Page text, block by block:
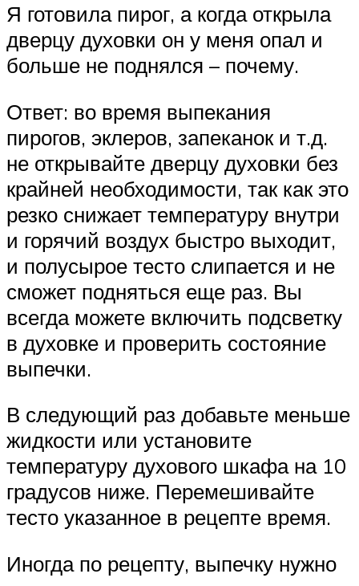
Я готовила пирог, а когда открыла
дверцу духовки он у меня опал и
больше не поднялся – почему.
Ответ: во время выпекания
пирогов, эклеров, запеканок и т.д.
не открывайте дверцу духовки без
крайней необходимости, так как это
резко снижает температуру внутри
и горячий воздух быстро выходит,
и полусырое тесто слипается и не
сможет подняться еще раз. Вы
всегда можете включить подсветку
в духовке и проверить состояние
выпечки.
В следующий раз добавьте меньше
жидкости или установите
температуру духового шкафа на 10
градусов ниже. Перемешивайте
тесто указанное в рецепте время.
Иногда по рецепту, выпечку нужно